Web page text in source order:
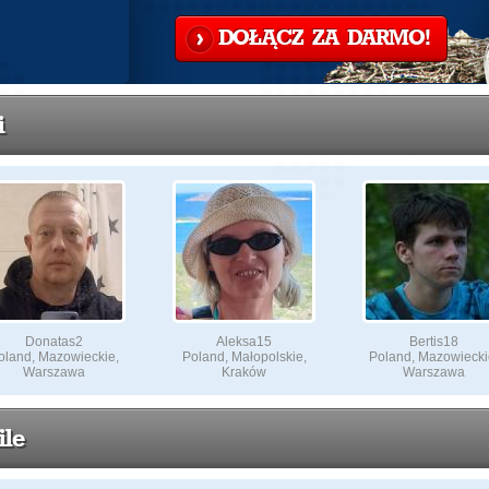
DOŁĄCZ ZA DARMO!
Donatas2
Mazowieckie,
Warszawa
Aleksa15
Poland, Małopolskie,
Kraków
Bertis18
Poland,
Warszawa